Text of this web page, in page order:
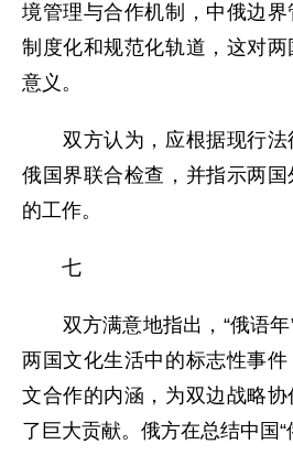
境管理与合作机制，中俄边界
制度化和规范化轨道，这对
意义。
双方认为，应根据现行法
俄国界联合检查，并指示两
的工作。
七
双方满意地指出，“俄语年”
两国文化生活中的标志性事
文合作的内涵，为双边战略
了巨大贡献。俄方在总结中国